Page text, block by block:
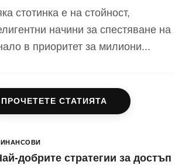
стотинка е на стойност,
начини за спестяване на
в приоритет за милиони...
ПРОЧЕТЕТЕ СТАТИЯТА
добрите стратегии за достъп